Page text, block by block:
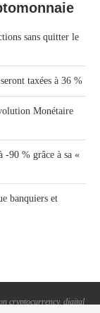
sans quitter le
taxées à 36 %
Monétaire
-90 % grâce à sa «
banquiers et
cryptocurrency, digital